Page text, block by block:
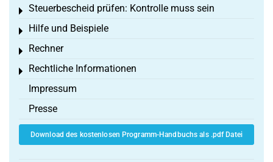
Steuerbescheid prüfen: Kontrolle muss sein
Toggle menu
Hilfe und Beispiele
Toggle menu
Rechner
Toggle menu
Rechtliche Informationen
Toggle menu
Impressum
Presse
Download des kostenlosen Programm-Handbuchs als .pdf Datei